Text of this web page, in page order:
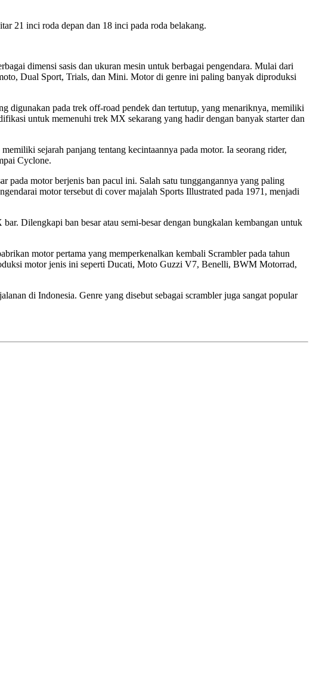
21 inci roda depan dan 18 inci pada roda belakang.
dimensi sasis dan ukuran mesin untuk berbagai pengendara. Mulai dari
Dual Sport, Trials, dan Mini. Motor di genre ini paling banyak diproduksi
digunakan pada trek off-road pendek dan tertutup, yang menariknya, memiliki
untuk memenuhi trek MX sekarang yang hadir dengan banyak starter dan
sejarah panjang tentang kecintaannya pada motor. Ia seorang rider,
Cyclone.
pada motor berjenis ban pacul ini. Salah satu tunggangannya yang paling
motor tersebut di cover majalah Sports Illustrated pada 1971, menjadi
Dilengkapi ban besar atau semi-besar dengan bungkalan kembangan untuk
motor pertama yang memperkenalkan kembali Scrambler pada tahun
motor jenis ini seperti Ducati, Moto Guzzi V7, Benelli, BWM Motorrad,
di Indonesia. Genre yang disebut sebagai scrambler juga sangat popular